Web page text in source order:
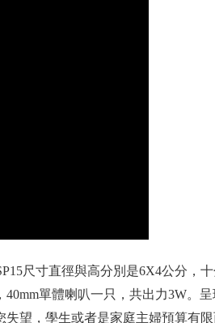
尺寸直徑與高分別是6X4公分，
單體喇叭一只，共出力3W
望，學生或者是家庭主婦預算有限